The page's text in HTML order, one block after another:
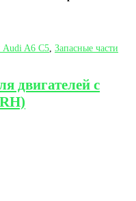
Audi A6 C5 Запасные части
двигателей с